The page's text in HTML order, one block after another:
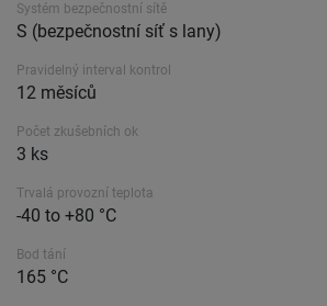
Systém bezpečnostní sítě
S (bezpečnostní síť s lany)
Pravidelný interval kontrol
12 měsíců
Počet zkušebních ok
3 ks
Trvalá provozní teplota
-40 to +80 °C
Bod tání
165 °C